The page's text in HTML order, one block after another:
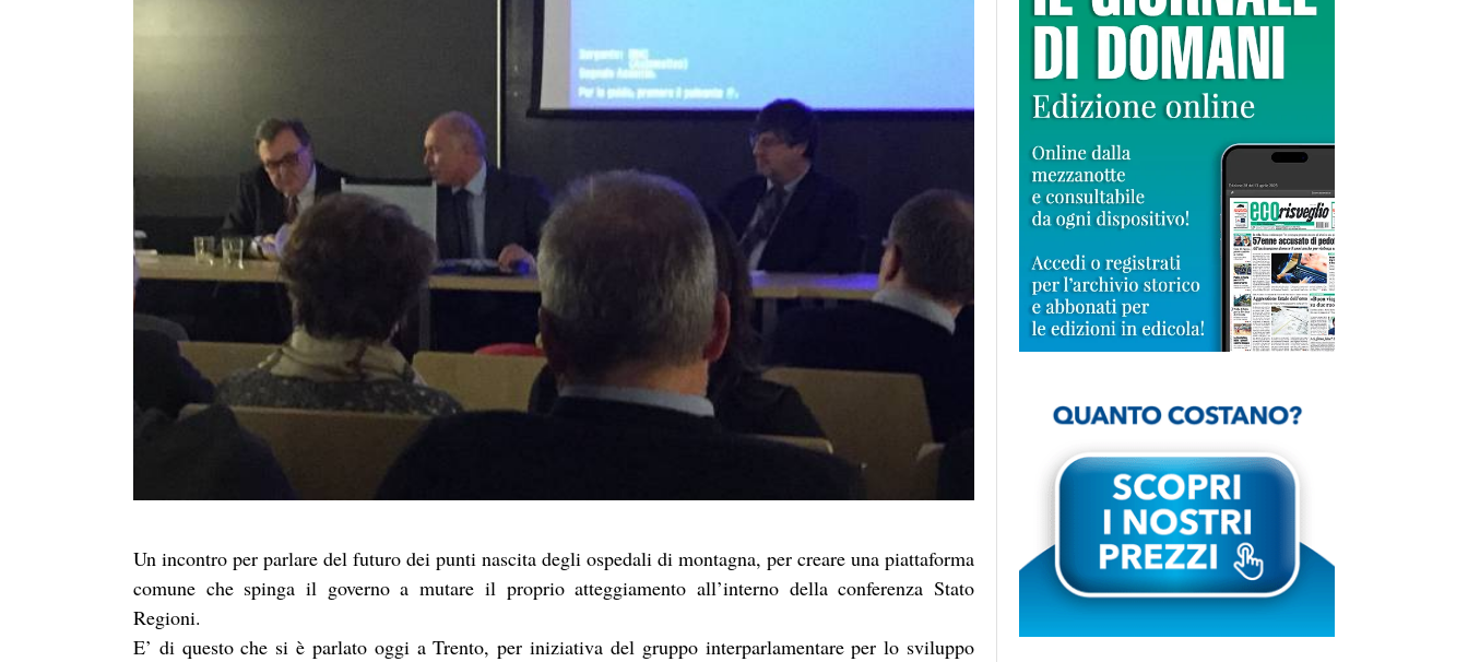
Un incontro per parlare del futuro dei punti nascita degli ospedali di montagna, per creare una piattaforma
comune che spinga il governo a mutare il proprio atteggiamento all’interno della conferenza Stato
Regioni.
E’ di questo che si è parlato oggi a Trento, per iniziativa del gruppo interparlamentare per lo sviluppo